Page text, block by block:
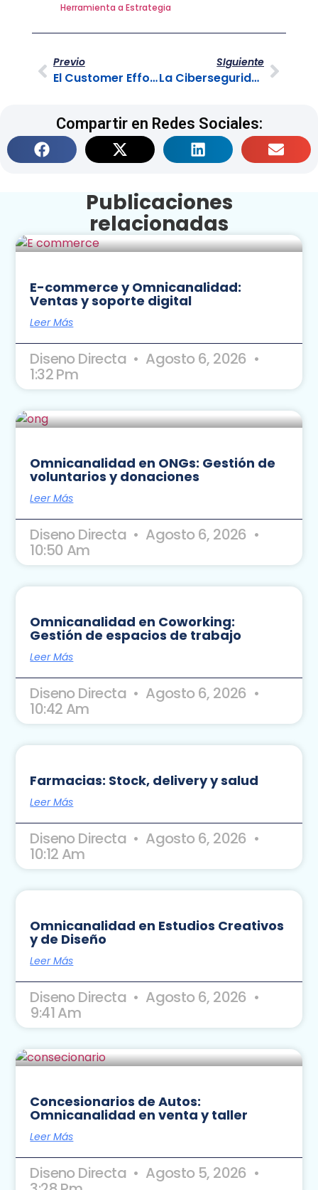
Herramienta a Estrategia
Previo
El Customer Effort Score : Midiendo la Lealtad
SIguiente
La Ciberseguridad en el Contact Center
Compartir en Redes Sociales:
Publicaciones
relacionadas
E-commerce y Omnicanalidad:
Ventas y soporte digital
Leer Más
Diseno Directa Agosto 6, 2026
1:32 Pm
Omnicanalidad en ONGs: Gestión de
voluntarios y donaciones
Leer Más
Diseno Directa Agosto 6, 2026
10:50 Am
Omnicanalidad en Coworking:
Gestión de espacios de trabajo
Leer Más
Diseno Directa Agosto 6, 2026
10:42 Am
Farmacias: Stock, delivery y salud
Leer Más
Diseno Directa Agosto 6, 2026
10:12 Am
Omnicanalidad en Estudios Creativos
y de Diseño
Leer Más
Diseno Directa Agosto 6, 2026
9:41 Am
Concesionarios de Autos:
Omnicanalidad en venta y taller
Leer Más
Diseno Directa Agosto 5, 2026